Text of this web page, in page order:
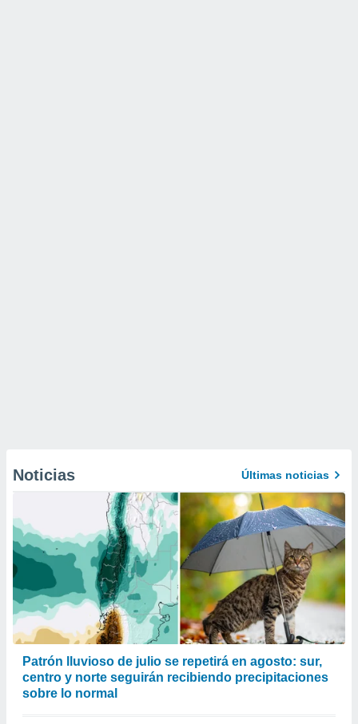
Noticias Últimas noticias
Patrón lluvioso de julio se repetirá en agosto: sur,
centro y norte seguirán recibiendo precipitaciones
sobre lo normal